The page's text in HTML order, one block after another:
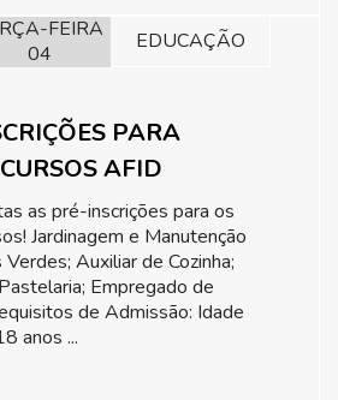
FEIRA
04
EDUCAÇÃO
PARA
AFID
as pré-inscrições para os
Jardinagem e Manutenção
Auxiliar de Cozinha;
Empregado de
de Admissão: Idade
anos ...